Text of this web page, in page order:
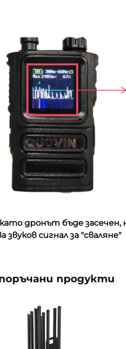
дронът бъде
звуков сигнал за "сваляне"
продукти